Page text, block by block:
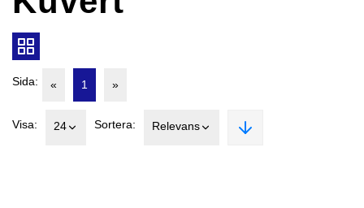
Sida: « 1 »
Visa: 24 Sortera: Relevans